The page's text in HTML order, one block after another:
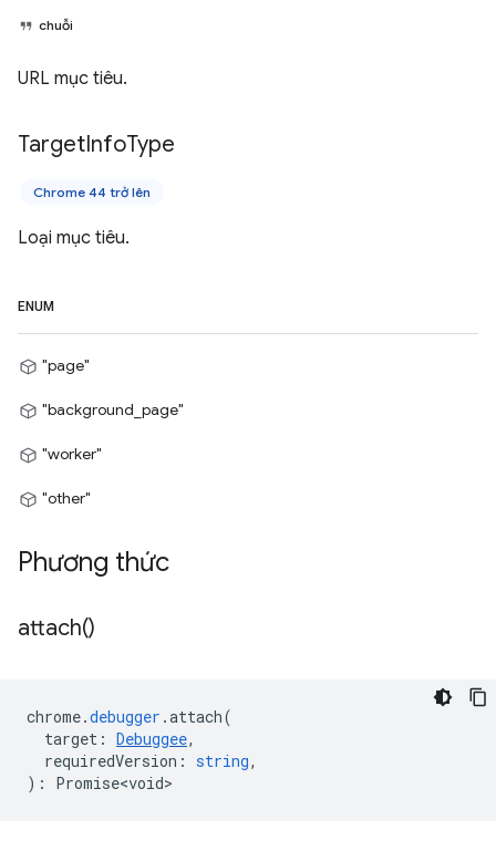
chuỗi
URL mục tiêu.
TargetInfoType
Chrome 44 trở lên
Loại mục tiêu.
ENUM
"page"
"background_page"
"worker"
"other"
Phương thức
attach()
chrome.debugger .attach(
target : Debuggee,
requiredVersion : string,
) : Promise<void>